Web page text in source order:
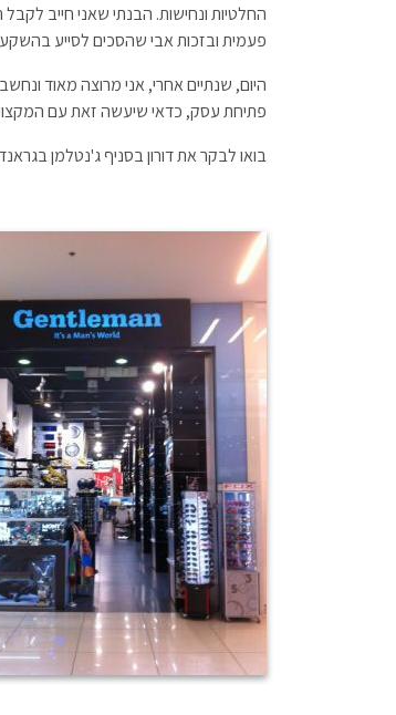
החלטיות ונחישות. הבנתי שאני חייב
פעמית ובזכות אבי שהסכים לסייע
היום, שנתיים אחרי, אני מרוצה מאוד
פתיחת עסק, כדאי שיעשה זאת עם
בואו לבקר את דורון בסניף ג'נטלמן